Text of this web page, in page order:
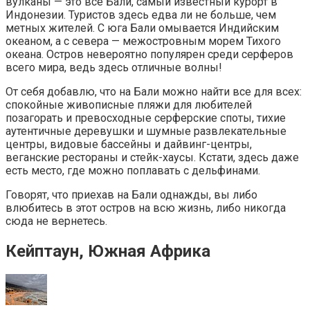
Индонезии. Туристов здесь едва ли не больше, чем
метных жителей. С юга Бали омывается Индийским
океаном, а с севера — межостровным морем Тихого
океана. Остров невероятно популярен среди серферов
всего мира, ведь здесь отличные волны!
От себя добавлю, что на Бали можно найти все для всех:
спокойные живописные пляжи для любителей
позагорать и превосходные серферские споты, тихие
аутентичные деревушки и шумные развлекательные
центры, видовые бассейны и дайвинг-центры,
веганские рестораны и стейк-хаусы. Кстати, здесь даже
есть место, где можно поплавать с дельфинами.
Говорят, что приехав на Бали однажды, вы либо
влюбитесь в этот остров на всю жизнь, либо никогда
сюда не вернетесь.
Кейптаун, Южная Африка